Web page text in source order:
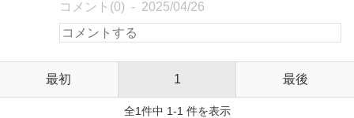
コメント(0) 2025/04/26
最初 1 最後
全1件中 1-1 件を表示